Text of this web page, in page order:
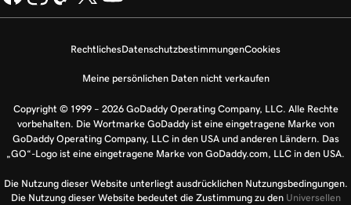
RechtlichesDatenschutzbestimmungenCookies
Meine persönlichen Daten nicht verkaufen
Copyright © 1999 – 2026 GoDaddy Operating Company, LLC. Alle Rechte
vorbehalten. Die Wortmarke GoDaddy ist eine eingetragene Marke von
GoDaddy Operating Company, LLC in den USA und anderen Ländern. Das
„GO“-Logo ist eine eingetragene Marke von GoDaddy.com, LLC in den USA.
Die Nutzung dieser Website unterliegt ausdrücklichen Nutzungsbedingungen.
Die Nutzung dieser Website bedeutet die Zustimmung zu den Universellen